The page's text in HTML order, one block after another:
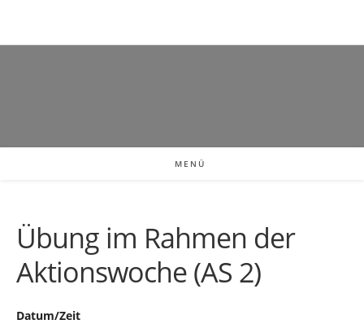
MENÜ
Übung im Rahmen der
Aktionswoche (AS 2)
Datum/Zeit